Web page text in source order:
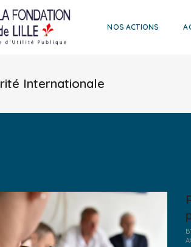
NOS ACTIONS
Internationale